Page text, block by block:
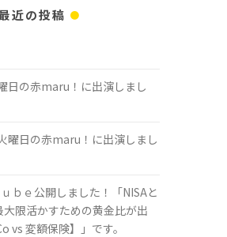
近の投稿
日の赤maru！に出演しまし
曜日の赤maru！に出演しまし
ｂｅ公開しました！「NISAと
限活かすための黄金比が出
vs 変額保険】」です。